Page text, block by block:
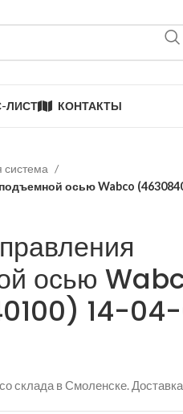
ЛИСТ КОНТАКТЫ
система
осью Wabco
осью
14-
склада в Смоленске.